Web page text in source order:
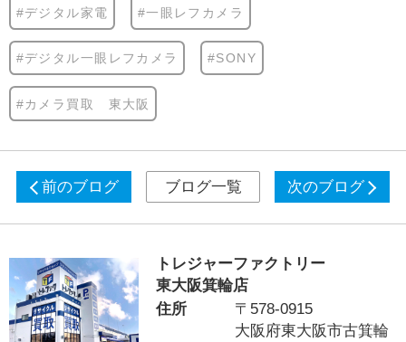
#デジタル家電 #一眼レフカメラ
#デジタル一眼レフカメラ #SONY
#カメラ買取 東大阪
前のブログ ブログ一覧 次のブログ
トレジャーファクトリー
東大阪箕輪店
住所
〒578-0915
大阪府東大阪市古箕輪